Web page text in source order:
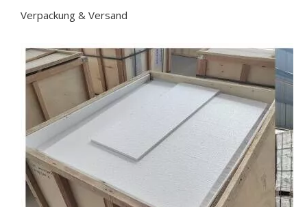
Verpackung & Versand